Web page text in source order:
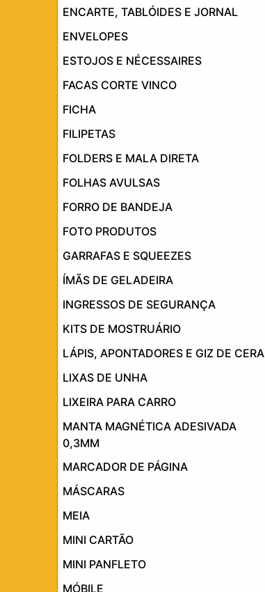
ENCARTE, TABLÓIDES E JORNAL
ENVELOPES
ESTOJOS E NÉCESSAIRES
FACAS CORTE VINCO
FICHA
FILIPETAS
FOLDERS E MALA DIRETA
FOLHAS AVULSAS
FORRO DE BANDEJA
FOTO PRODUTOS
GARRAFAS E SQUEEZES
ÍMÃS DE GELADEIRA
INGRESSOS DE SEGURANÇA
KITS DE MOSTRUÁRIO
LÁPIS, APONTADORES E GIZ DE CERA
LIXAS DE UNHA
LIXEIRA PARA CARRO
MANTA MAGNÉTICA ADESIVADA
0,3MM
MARCADOR DE PÁGINA
MÁSCARAS
MEIA
MINI CARTÃO
MINI PANFLETO
MÓBILE